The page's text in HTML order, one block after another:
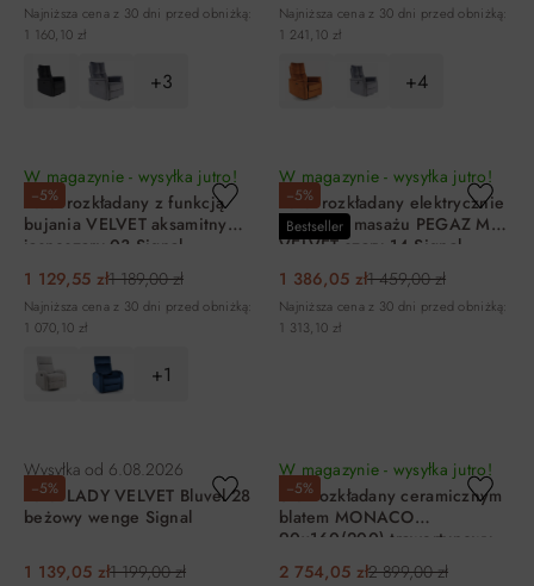
Najniższa cena z 30 dni przed obniżką:
1 160,10 zł
+3
Najniższa cena z 30 dni przed obniżką:
1 241,10 zł
+4
−5%
W magazynie - wysyłka jutro!
Fotel rozkładany z funkcją
bujania VELVET aksamitny
jasnoszary 03 Signal
1 129,55 zł1 189,00 zł
Najniższa cena z 30 dni przed obniżką:
1 070,10 zł
+1
−5%
Bestseller
W magazynie - wysyłka jutro!
Fotel rozkładany elektrycznie
z funkcją masażu PEGAZ M
VELVET szary 14 Signal
1 386,05 zł1 459,00 zł
Najniższa cena z 30 dni przed obniżką:
1 313,10 zł
−5%
Wysyłka od 6.08.2026
Fotel LADY VELVET Bluvel 28
beżowy wenge Signal
1 139,05 zł1 199,00 zł
−5%
W magazynie - wysyłka jutro!
Stół rozkładany ceramicznym
blatem MONACO
90x160(200) trawertynowy,
stelaż kolor dąb
2 754,05 zł2 899,00 zł